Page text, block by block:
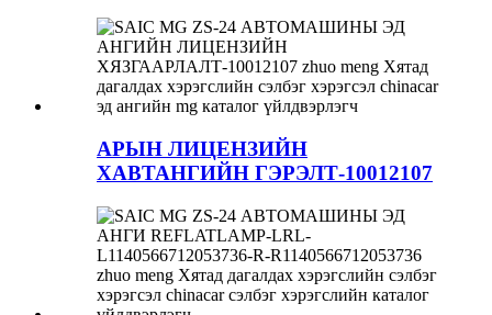
АРЫН ЛИЦЕНЗИЙН
ХАВТАНГИЙН ГЭРЭЛТ-10012107